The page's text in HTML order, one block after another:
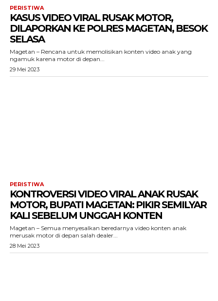
PERISTIWA
KASUS VIDEO VIRAL RUSAK MOTOR,
DILAPORKAN KE POLRES MAGETAN, BESOK
SELASA
Magetan – Rencana untuk memolisikan konten video anak yang
ngamuk karena motor di depan...
29 Mei 2023
PERISTIWA
KONTROVERSI VIDEO VIRAL ANAK RUSAK
MOTOR, BUPATI MAGETAN: PIKIR SEMILYAR
KALI SEBELUM UNGGAH KONTEN
Magetan – Semua menyesalkan beredarnya video konten anak
merusak motor di depan salah dealer...
28 Mei 2023